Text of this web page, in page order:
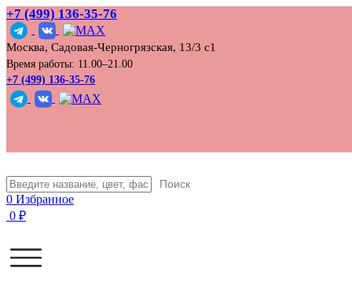
+7 (499) 136‑35‑76
Москва, Садовая-Черногрязская, 13/3 с1
Время работы: 11.00–21.00
+7 (499) 136-35-76
Поиск
0 Избранное
0 ₽